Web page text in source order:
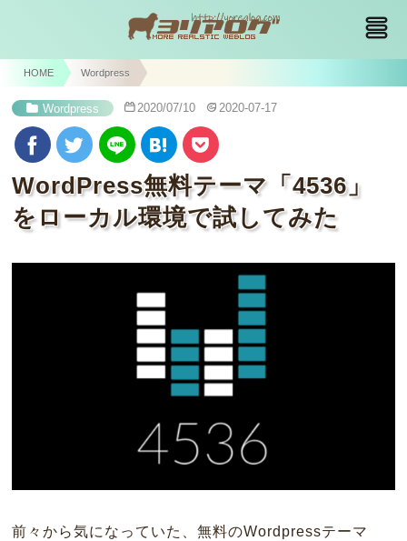
HOME Wordpress
Wordpress 2020/07/10 2020-07-17
WordPress無料テーマ「4536」
をローカル環境で試してみた
前々から気になっていた、無料のWordpressテーマ